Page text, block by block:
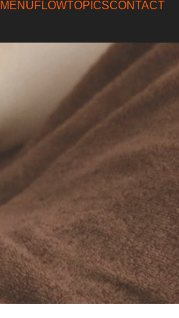
MENUFLOWTOPICSCONTACT